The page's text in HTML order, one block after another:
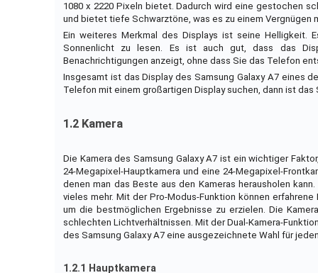
1080 x 2220 Pixeln bietet. Dadurch wird eine gestochen
und bietet tiefe Schwarztöne, was es zu einem Vergnügen
Ein weiteres Merkmal des Displays ist seine Helligkeit.
Sonnenlicht zu lesen. Es ist auch gut, dass das
Benachrichtigungen anzeigt, ohne dass Sie das Telefon
Insgesamt ist das Display des Samsung Galaxy A7 eines
Telefon mit einem großartigen Display suchen, dann ist das
1.2 Kamera
Die Kamera des Samsung Galaxy A7 ist ein wichtiger
24-Megapixel-Hauptkamera und eine 24-Megapixel-
denen man das Beste aus den Kameras herausholen
vieles mehr. Mit der Pro-Modus-Funktion können
um die bestmöglichen Ergebnisse zu erzielen. Die
schlechten Lichtverhältnissen. Mit der Dual-Kamera-
des Samsung Galaxy A7 eine ausgezeichnete Wahl für
1.2.1 Hauptkamera